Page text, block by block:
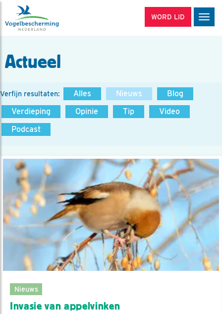
WORD LID
Actueel
Verfijn resultaten: Alles Nieuws
Blog
Verdieping
Opinie Tip
Video
Podcast
Nieuws
Invasie van appelvinken